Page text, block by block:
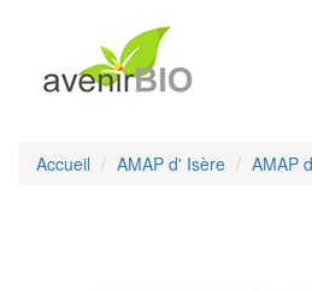
Accueil AMAP d' Isère AMAP